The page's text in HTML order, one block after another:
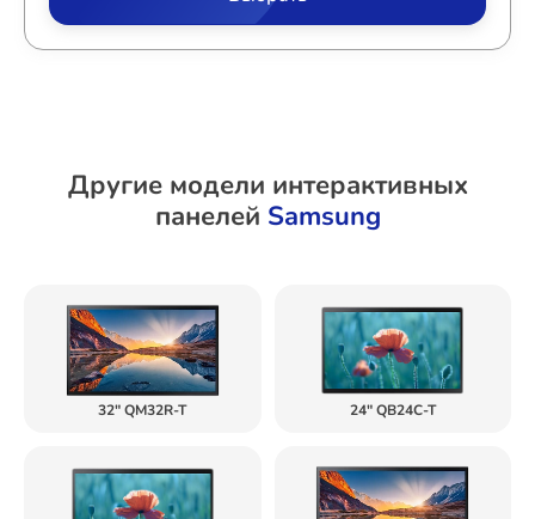
Другие модели интерактивных
панелей Samsung
32" QM32R-T 24" QB24C-T